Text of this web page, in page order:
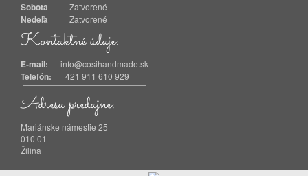
Sobota Zatvorené
Nedeľa Zatvorené
Kontaktné údaje:
E-mail: info@cosihandmade.sk
Telefón: +421 911 610 929
Adresa predajne:
Mariánske námestie 25
010 01
Žilina